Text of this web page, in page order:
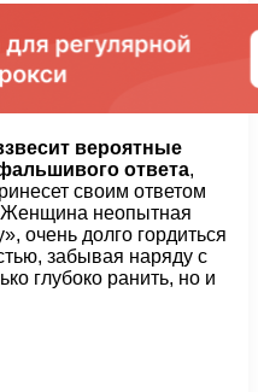
вероятные
ответа,
своим ответом
Женщина неопытная
очень долго гордиться
забывая наряду с
глубоко ранить, но и